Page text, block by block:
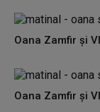
Oana Zamfir și
Oana Zamfir și